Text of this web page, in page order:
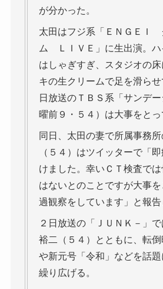
が分かった。
太田はフジ系「ＥＮＧＥＩ
ム ＬＩＶＥ」に生出演。ハ
はしゃぎすぎ、スタジオの
キの生クリームで足を滑らせ
日放送のＴＢＳ系「サンデ
曜前９・５４）は大事をとっ
同日、太田の妻で所属事務
（５４）はツイッターで「
けました。幸いＣＴ検査で
はないとのことですが大事
過観察をしています」と報告
２日放送の「ＪＵＮＫ－」
裕二（５４）とともに、転
や新元号「令和」などを話
繰り広げる。